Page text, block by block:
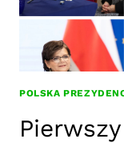
POLSKA